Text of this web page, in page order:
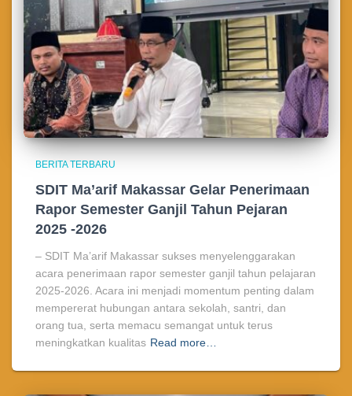
BERITA TERBARU
SDIT Ma’arif Makassar Gelar Penerimaan
Rapor Semester Ganjil Tahun Pejaran
2025 -2026
– SDIT Ma’arif Makassar sukses menyelenggarakan
acara penerimaan rapor semester ganjil tahun pelajaran
2025-2026. Acara ini menjadi momentum penting dalam
mempererat hubungan antara sekolah, santri, dan
orang tua, serta memacu semangat untuk terus
meningkatkan kualitas Read more…